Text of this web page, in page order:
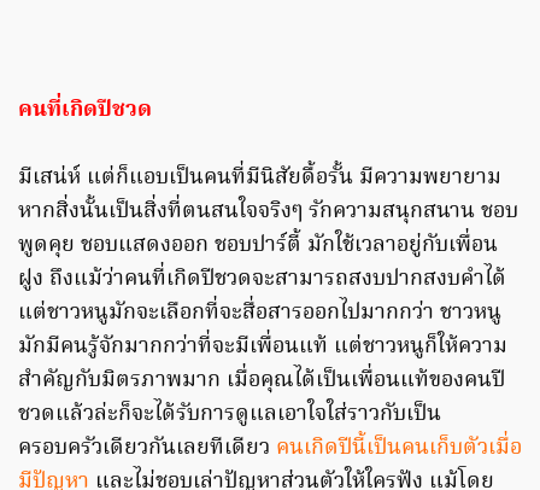
คนที่เกิดปีชวด
มีเสน่ห์ แต่ก็แอบเป็นคนที่มีนิสัยดื้อรั้น มีความพยายาม
หากสิ่งนั้นเป็นสิ่งที่ตนสนใจจริงๆ รักความสนุกสนาน ชอบ
พูดคุย ชอบแสดงออก ชอบปาร์ตี้ มักใช้เวลาอยู่กับเพื่อน
ฝูง ถึงแม้ว่าคนที่เกิดปีชวดจะสามารถสงบปากสงบคำได้
แต่ชาวหนูมักจะเลือกที่จะสื่อสารออกไปมากกว่า ชาวหนู
มักมีคนรู้จักมากกว่าที่จะมีเพื่อนแท้ แต่ชาวหนูก็ให้ความ
สำคัญกับมิตรภาพมาก เมื่อคุณได้เป็นเพื่อนแท้ของคนปี
ชวดแล้วล่ะก็จะได้รับการดูแลเอาใจใส่ราวกับเป็น
ครอบครัวเดียวกันเลยทีเดียว คนเกิดปีนี้เป็นคนเก็บตัวเมื่อ
มีปัญหา และไม่ชอบเล่าปัญหาส่วนตัวให้ใครฟัง แม้โดย